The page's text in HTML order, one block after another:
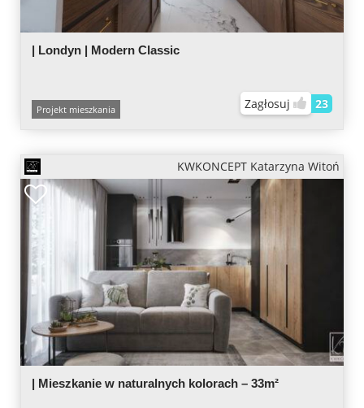
| Londyn | Modern Classic
Projekt mieszkania Zagłosuj 23
KWKONCEPT Katarzyna Witoń
| Mieszkanie w naturalnych kolorach – 33m²